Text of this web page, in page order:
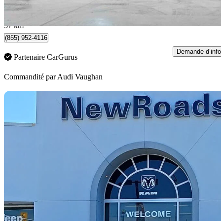
1 237 $/mois env.
Vaughan, ON
57 km
(855) 952-4116
Partenaire CarGurus
Demande d’info
Commandité parAudi Vaughan